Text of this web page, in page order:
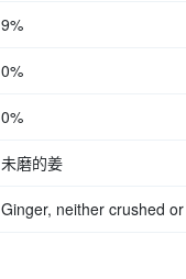
9%
0%
0%
未磨的姜
Ginger, neither crushed